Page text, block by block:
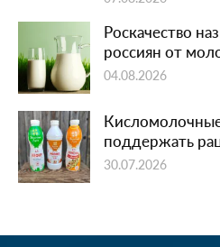
Роскачество
россиян от
04.08.2026
поддержать
30.07.2026